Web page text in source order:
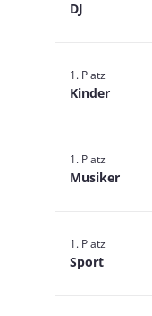
DJ
1. Platz
Kinder
1. Platz
Musiker
1. Platz
Sport